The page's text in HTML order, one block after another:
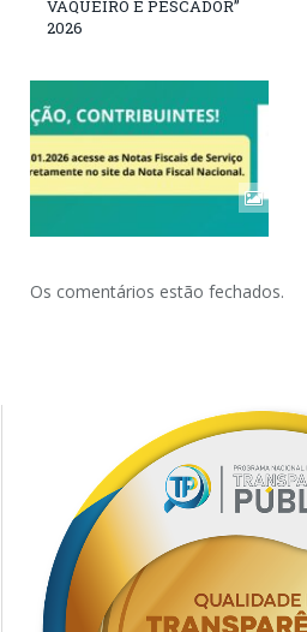
VAQUEIRO E PESCADOR”
2026
Os comentários estão fechados.